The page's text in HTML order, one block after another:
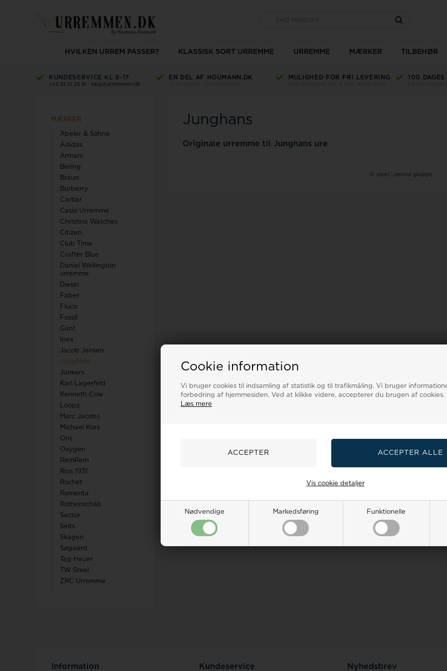
Cookie information
Vi bruger cookies til indsamling af statistik og til trafikmåling. Vi bruger
forbedring af hjemmesiden. Ved at klikke videre, accepterer du brugen af cookies.
Læs mere
Nødvendige Markedsføring Funktionelle
Vis cookie detaljer
HVILKEN URREM PASSER? KLASSISK SORT URREMME URREMME
Type
MÆRKER TILBEHØR
KUNDESERVICE KL 9-17
+45 32 12 25 51 salg@urremmen.dk
EN DEL AF HOUMANN.DK MULIGHED FOR FRI LEVERING 100 DAGES
MÆRKER
Abeler & Söhne
Adidas
Armani
Bering
Braun
Burberry
Cartier
Casio Urremme
Christina Watches
Citizen
Club Time
Crafter Blue
Daniel Wellington
urremme
Diesel
Faber
Fluco
Fossil
Gant
Inex
Jacob Jensen
Junghans
Junkers
Karl Lagerfeld
Kenneth Cole
Loopz
Marc Jacobs
Michael Kors
Oris
Oxygen
RemRem
Rios 1931
Rochet
Romenta
Rothenschild
Sector
Seits
Skagen
Søgaard
Tag Heuer
TW Steel
ZRC Urremme
Junghans
Originale urremme til Junghans ure
0 varer i denne gruppe
Information Kundeservice Nyhedsbrev